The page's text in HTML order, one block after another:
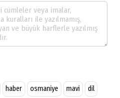
haber osmaniye mavi dil